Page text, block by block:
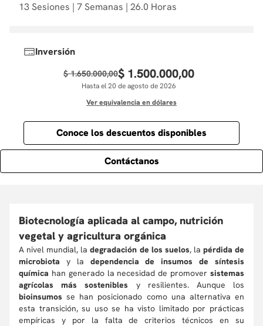
13 Sesiones | 7 Semanas | 26.0 Horas
Inversión
$ 1.650.000,00$ 1.500.000,00
Hasta el 20 de agosto de 2026
Ver equivalencia en dólares
Conoce los descuentos disponibles
Contáctanos
Biotecnología aplicada al campo, nutrición
vegetal y agricultura orgánica
A nivel mundial, ladegradación de los suelos, la pérdida de
microbiota y la dependencia de insumos de síntesis
química han generado la necesidad de promover sistemas
agrícolas más sostenibles y resilientes. Aunque los
bioinsumos se han posicionado como una alternativa en
esta transición, su uso se ha visto limitado por prácticas
empíricas y por la falta de criterios técnicos en su